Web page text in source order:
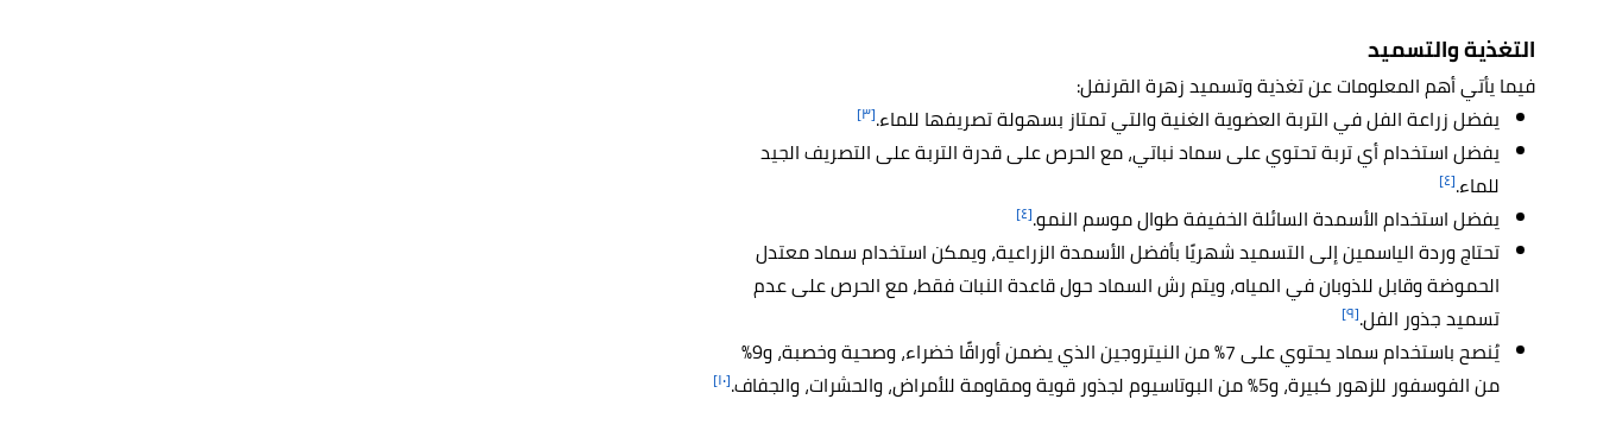
التغذية والتسميد
فيما يأتي أهم المعلومات عن تغذية وتسميد زهرة القرنفل:
يفضل زراعة الفل في التربة العضوية الغنية والتي تمتاز بسهولة تصريفها للماء.[٣]
يفضل استخدام أي تربة تحتوي على سماد نباتي، مع الحرص على قدرة التربة على التصريف الجيد
للماء.[٤]
يفضل استخدام الأسمدة السائلة الخفيفة طوال موسم النمو.[٤]
تحتاج وردة الياسمين إلى التسميد شهريًا بأفضل الأسمدة الزراعية، ويمكن استخدام سماد معتدل
الحموضة وقابل للذوبان في المياه، ويتم رش السماد حول قاعدة النبات فقط، مع الحرص على عدم
تسميد جذور الفل.[٩]
يُنصح باستخدام سماد يحتوي على 7% من النيتروجين الذي يضمن أوراقًا خضراء، وصحية وخصبة، و9%
من الفوسفور للزهور كبيرة، و5% من البوتاسيوم لجذور قوية ومقاومة للأمراض، والحشرات، والجفاف.
[١٠]